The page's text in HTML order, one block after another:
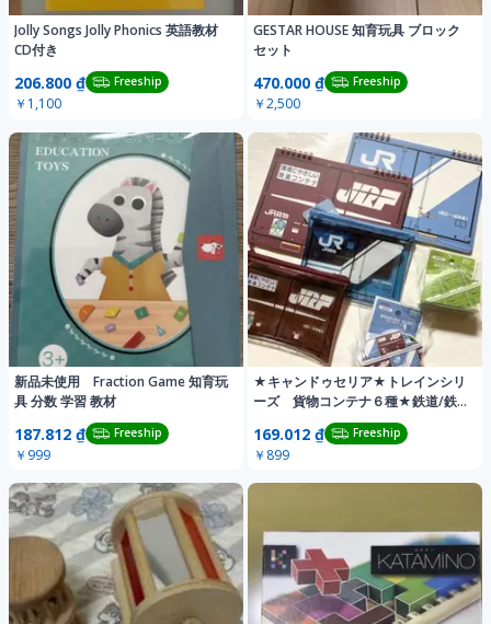
Jolly Songs Jolly Phonics 英語教材
CD付き
206.800 ₫ Freeship
￥1,100
GESTAR HOUSE 知育玩具 ブロック
セット
470.000 ₫ Freeship
￥2,500
新品未使用 Fraction Game 知育玩
具 分数 学習 教材
187.812 ₫ Freeship
￥999
★キャンドゥセリア★トレインシリ
ーズ 貨物コンテナ６種★鉄道/鉄
道/電車/新幹線
169.012 ₫ Freeship
￥899